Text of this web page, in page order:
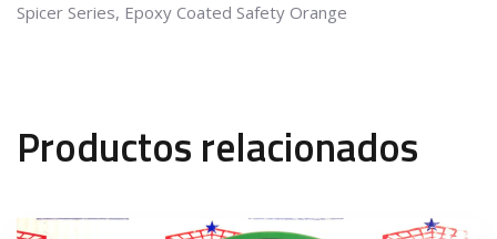
Spicer Series, Epoxy Coated Safety Orange
Productos relacionados